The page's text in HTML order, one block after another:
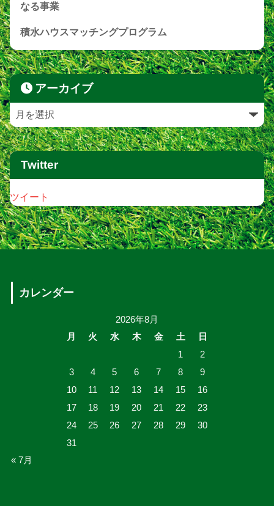
なる事業
積水ハウスマッチングプログラム
アーカイブ
Twitter
ツイート
カレンダー
2026年8月
月
火 水 木 金 土
日
1
2
3
4 5 6 7 8
9
10
11 12 13 14 15
16
17
18 19 20 21 22
23
24
25 26 27 28 29
30
31
« 7月